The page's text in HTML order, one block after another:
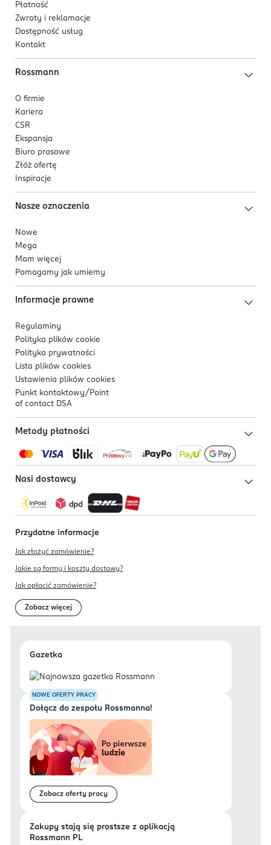
Płatność
Zwroty i reklamacje
Dostępność usług
Kontakt
Rossmann
O firmie
Kariera
CSR
Ekspansja
Biuro prasowe
Złóż ofertę
Inspiracje
Nasze oznaczenia
Nowe
Mega
Mam więcej
Pomagamy jak umiemy
Informacje prawne
Regulaminy
Polityka plików cookie
Polityka prywatności
Lista plików cookies
Ustawienia plików cookies
Punkt kontaktowy/ Point
of contact DSA
Metody płatności
Nasi dostawcy
Przydatne informacje
Jak złożyć zamówienie?
Jakie są formy i koszty dostawy?
Jak opłacić zamówienie?
Zobacz więcej
Gazetka
NOWE OFERTY PRACY
Dołącz do zespołu Rossmanna!
Zobacz oferty pracy
Zakupy stają się prostsze z aplikacją
Rossmann PL